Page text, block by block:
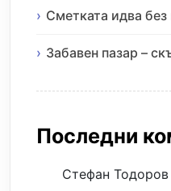
Сметката идва
Забавен пазар –
Последни
Стефан Тодоров